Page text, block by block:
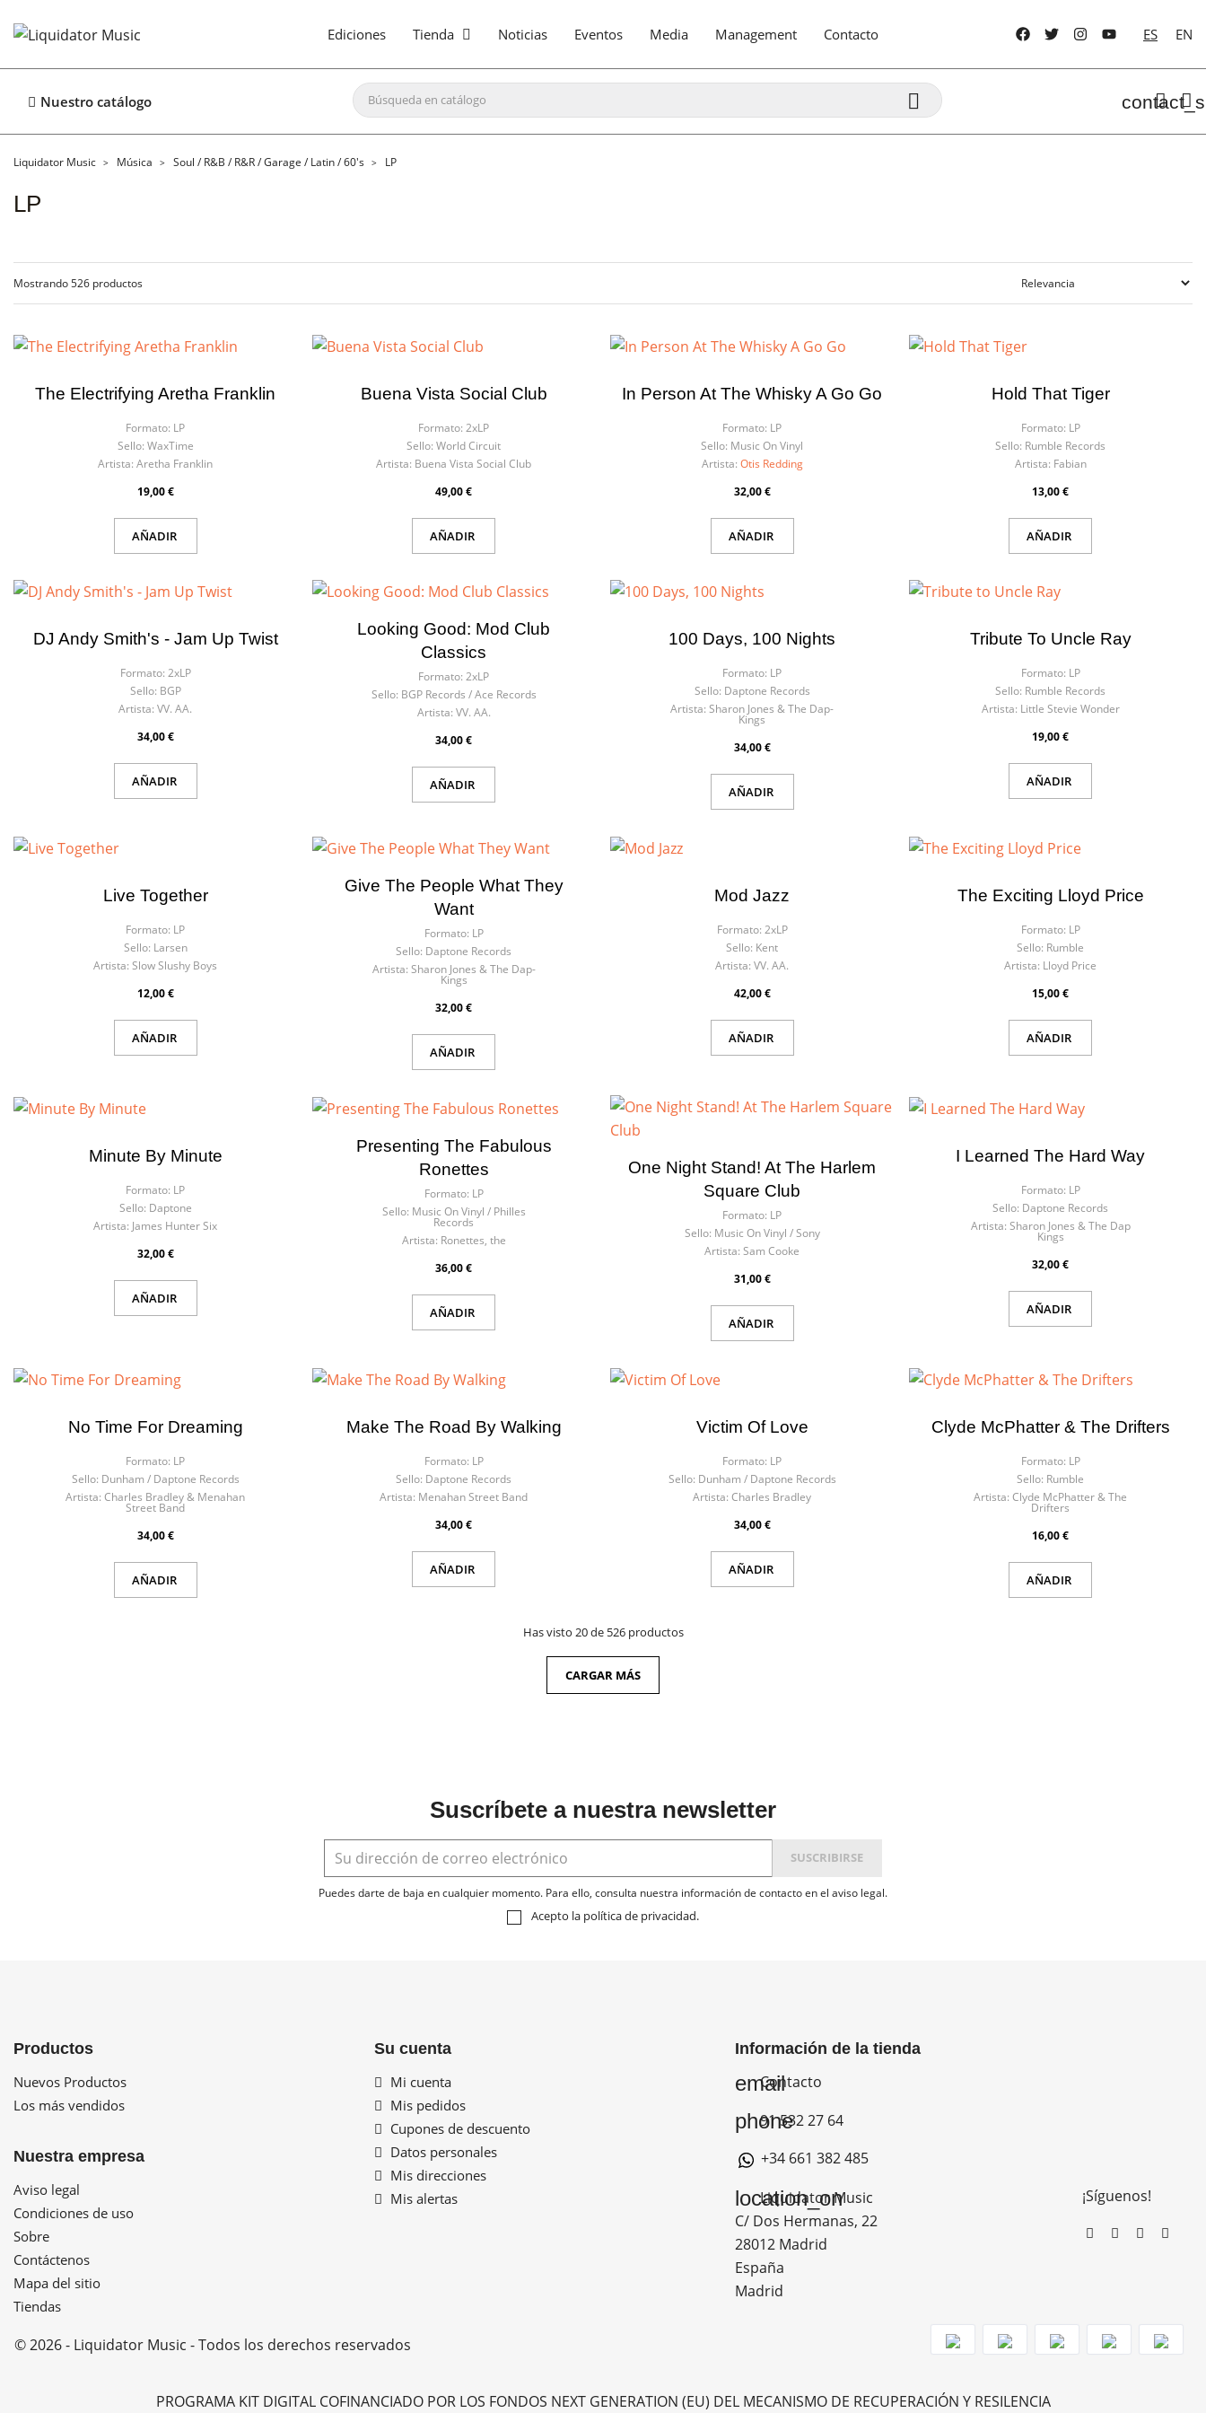
Ediciones Tienda Noticias Eventos Media Management Contacto ES EN
Nuestro catálogo 
Liquidator Music Música Soul / R&B / R&R / Garage / Latin / 60's LP
LP
Mostrando 526 productos
The Electrifying Aretha Franklin
Formato: LP
Sello: WaxTime
Artista: Aretha Franklin
19,00 €
AÑADIR
Buena Vista Social Club
Formato: 2xLP
Sello: World Circuit
Artista: Buena Vista Social Club
49,00 €
AÑADIR
In Person At The Whisky A Go Go
Formato: LP
Sello: Music On Vinyl
Artista: Otis Redding
32,00 €
AÑADIR
Hold That Tiger
Formato: LP
Sello: Rumble Records
Artista: Fabian
13,00 €
AÑADIR
DJ Andy Smith's - Jam Up Twist
Formato: 2xLP
Sello: BGP
Artista: VV. AA.
34,00 €
AÑADIR
Looking Good: Mod Club
Classics
Formato: 2xLP
Sello: BGP Records ‎/ Ace Records
Artista: VV. AA.
34,00 €
AÑADIR
100 Days, 100 Nights
Formato: LP
Sello: Daptone Records
Artista: Sharon Jones & The Dap-
Kings
34,00 €
AÑADIR
Tribute To Uncle Ray
Formato: LP
Sello: Rumble Records
Artista: Little Stevie Wonder
19,00 €
AÑADIR
Live Together
Formato: LP
Sello: Larsen
Artista: Slow Slushy Boys
12,00 €
AÑADIR
Give The People What They
Want
Formato: LP
Sello: Daptone Records
Artista: Sharon Jones & The Dap-
Kings
32,00 €
AÑADIR
Mod Jazz
Formato: 2xLP
Sello: Kent
Artista: VV. AA.
42,00 €
AÑADIR
The Exciting Lloyd Price
Formato: LP
Sello: Rumble
Artista: Lloyd Price
15,00 €
AÑADIR
Minute By Minute
Formato: LP
Sello: Daptone
Artista: James Hunter Six
32,00 €
AÑADIR
Presenting The Fabulous
Ronettes
Formato: LP
Sello: Music On Vinyl / Philles
Records
Artista: Ronettes, the
36,00 €
AÑADIR
One Night Stand! At The Harlem
Square Club
Formato: LP
Sello: Music On Vinyl / Sony
Artista: Sam Cooke
31,00 €
AÑADIR
I Learned The Hard Way
Formato: LP
Sello: Daptone Records
Artista: Sharon Jones & The Dap
Kings
32,00 €
AÑADIR
No Time For Dreaming
Formato: LP
Sello: Dunham ‎/ Daptone Records
Artista: Charles Bradley & Menahan
Street Band
34,00 €
AÑADIR
Make The Road By Walking
Formato: LP
Sello: Daptone Records
Artista: Menahan Street Band
34,00 €
AÑADIR
Victim Of Love
Formato: LP
Sello: Dunham ‎/ Daptone Records
Artista: Charles Bradley
34,00 €
AÑADIR
Clyde McPhatter & The Drifters
Formato: LP
Sello: Rumble
Artista: Clyde McPhatter & The
Drifters
16,00 €
AÑADIR
Has visto 20 de 526 productos
CARGAR MÁS
Suscríbete a nuestra newsletter
Puedes darte de baja en cualquier momento. Para ello, consulta nuestra información de contacto en el aviso legal.
Acepto la política de privacidad.
Productos
Nuevos Productos
Los más vendidos
Nuestra empresa
Aviso legal
Condiciones de uso
Sobre
Contáctenos
Mapa del sitio
Tiendas
Su cuenta
Mi cuenta
Mis pedidos
Cupones de descuento
Datos personales
Mis direcciones
Mis alertas
Información de la tienda
email
Contacto
phone
91 532 27 64
+34 661 382 485
location_on
Liquidator Music
C/ Dos Hermanas, 22
28012 Madrid
España
Madrid
¡Síguenos!
© 2026 - Liquidator Music - Todos los derechos reservados
PROGRAMA KIT DIGITAL COFINANCIADO POR LOS FONDOS NEXT GENERATION (EU) DEL MECANISMO DE RECUPERACIÓN Y RESILENCIA